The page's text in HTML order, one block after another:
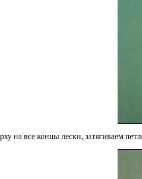
на все концы лески, затягиваем